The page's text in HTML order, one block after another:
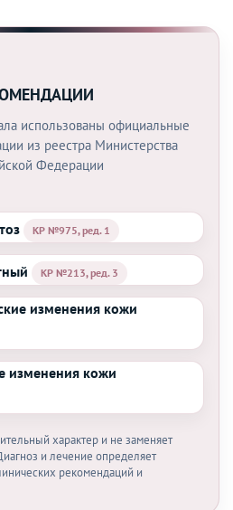
использованы официальные
из реестра Министерства
Федерации
КР №975, ред. 1
КР №213, ред. 3
изменения кожи
изменения кожи
характер и не заменяет
и лечение определяет
рекомендаций и